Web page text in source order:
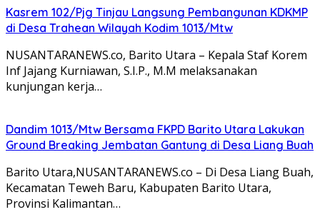
Kasrem 102/Pjg Tinjau Langsung Pembangunan KDKMP
di Desa Trahean Wilayah Kodim 1013/Mtw
NUSANTARANEWS.co, Barito Utara – Kepala Staf Korem
Inf Jajang Kurniawan, S.I.P., M.M melaksanakan
kunjungan kerja…
Dandim 1013/Mtw Bersama FKPD Barito Utara Lakukan
Ground Breaking Jembatan Gantung di Desa Liang Buah
Barito Utara,NUSANTARANEWS.co – Di Desa Liang Buah,
Kecamatan Teweh Baru, Kabupaten Barito Utara,
Provinsi Kalimantan…